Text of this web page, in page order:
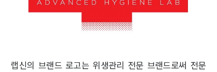
랩신의 브랜드 로고는 위생관리 전문 브랜드로써 전문